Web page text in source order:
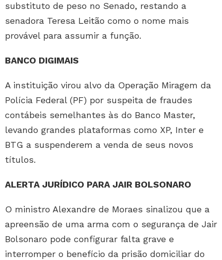
substituto de peso no Senado, restando a
senadora Teresa Leitão como o nome mais
provável para assumir a função.
BANCO DIGIMAIS
A instituição virou alvo da Operação Miragem da
Polícia Federal (PF) por suspeita de fraudes
contábeis semelhantes às do Banco Master,
levando grandes plataformas como XP, Inter e
BTG a suspenderem a venda de seus novos
títulos.
ALERTA JURÍDICO PARA JAIR BOLSONARO
O ministro Alexandre de Moraes sinalizou que a
apreensão de uma arma com o segurança de Jair
Bolsonaro pode configurar falta grave e
interromper o benefício da prisão domiciliar do